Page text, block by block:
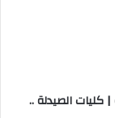
كليات الصيدلة ..